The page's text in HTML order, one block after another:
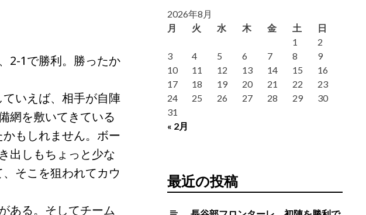
2-1で勝利。勝ったか
いえば、相手が自陣
網を敷いてきている
もしれません。ボー
出しもちょっと少な
そこを狙われてカウ
ある。そしてチーム
2026年8月
月
火 水 木 金 土 日
« 2月
1
2
3
4 5 6 7 8
9
10
11 12 13 14 15
16
17
18 19 20 21 22
23
24
25 26 27 28 29
30
31
最近の投稿